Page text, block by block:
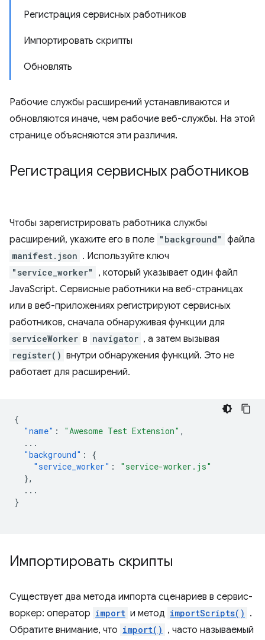
Регистрация сервисных работников
Импортировать скрипты
Обновлять
Рабочие службы расширений устанавливаются и
обновляются иначе, чем рабочие веб-службы. На этой
странице объясняются эти различия.
Регистрация сервисных работников
Чтобы зарегистрировать работника службы
расширений, укажите его в поле "background" файла
manifest.json . Используйте ключ
"service_worker"
, который указывает один файл
JavaScript. Сервисные работники на веб-страницах
или в веб-приложениях регистрируют сервисных
работников, сначала обнаруживая функции для
serviceWorker в navigator , а затем вызывая
register() внутри обнаружения функций. Это не
работает для расширений.
{
"name" : "Awesome Test Extension" ,
...
"background" :
{
"service_worker" :
"service-worker.js"
},
...
}
Импортировать скрипты
Существует два метода импорта сценариев в сервис-
воркер: оператор import и метод importScripts() .
Обратите внимание, что import() , часто называемый